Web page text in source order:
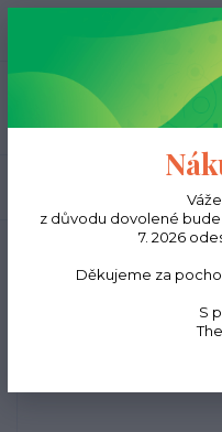
Dámské pásky
Dámský
z důvodu dovolené
7. 2026
Děkujeme za
S